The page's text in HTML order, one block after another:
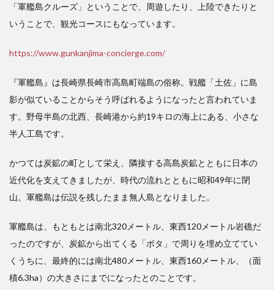
おかしな
方向に
令
「脱
亜
論」
すめ
「軍艦島クルーズ」ということで、周遊したり、上陸できたりと
いうことで、観光コースにもなっています。
https://www.gunkanjima-concierge.com/
『軍艦島』は長崎県長崎市高島町端島の俗称。戦艦「土佐」に島
影が似ていることからそう呼ばれるようになったと言われていま
す。野母半島の北西、長崎港から約19キロの海上にある、小さな
半人工島です。
かつては炭鉱の町として栄え、隣接する高島炭鉱とともに日本の
近代化を支えてきましたが、時代の流れとともに昭和49年に閉
山。軍艦島は伝説を残したまま無人島となりました。
軍艦島は、もともとは南北320メートル、東西120メートル岩礁だ
ったのですが、炭鉱から出てくる「ボタ」で周りを埋め立ててい
くうちに、最終的には南北480メートル、東西160メートル、（面
積6.3ha）の大きさにまでになったとのことです。